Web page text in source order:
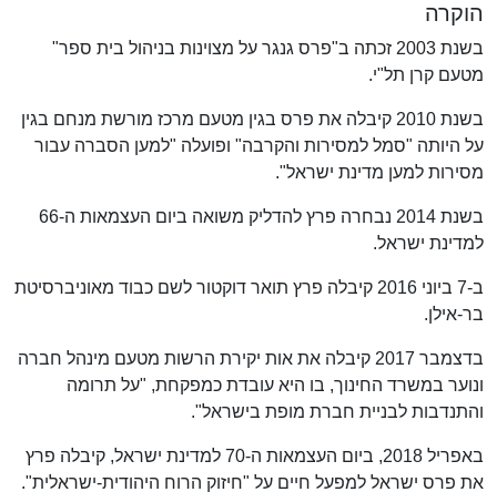
הוקרה
בשנת 2003 זכתה ב"פרס גנגר על מצוינות בניהול בית ספר"
מטעם קרן תל"י.
בשנת 2010 קיבלה את פרס בגין מטעם מרכז מורשת מנחם בגין
על היותה "סמל למסירות והקרבה" ופועלה "למען הסברה עבור
מסירות למען מדינת ישראל".
בשנת 2014 נבחרה פרץ להדליק משואה ביום העצמאות ה-66
למדינת ישראל.
ב-7 ביוני 2016 קיבלה פרץ תואר דוקטור לשם כבוד מאוניברסיטת
בר-אילן.
בדצמבר 2017 קיבלה את אות יקירת הרשות מטעם מינהל חברה
ונוער במשרד החינוך, בו היא עובדת כמפקחת, "על תרומה
והתנדבות לבניית חברת מופת בישראל".
באפריל 2018, ביום העצמאות ה-70 למדינת ישראל, קיבלה פרץ
את פרס ישראל למפעל חיים על "חיזוק הרוח היהודית-ישראלית".